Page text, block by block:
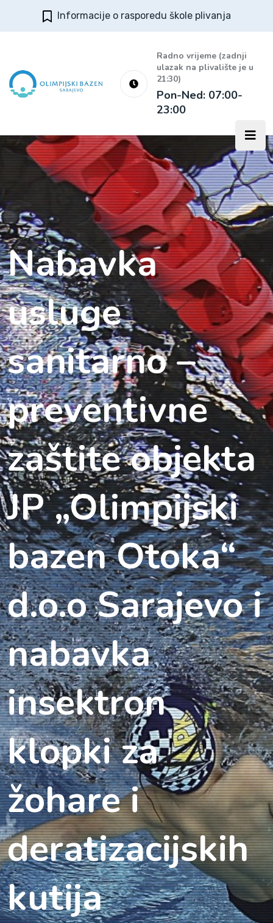
Informacije o rasporedu škole plivanja
Radno vrijeme (zadnji
ulazak na plivalište je u
21:30)
Pon-Ned: 07:00-
23:00
Nabavka
usluge
sanitarno –
preventivne
zaštite objekta
JP „Olimpijski
bazen Otoka“
d.o.o Sarajevo i
nabavka
insektron
klopki za
žohare i
deratizacijskih
kutija